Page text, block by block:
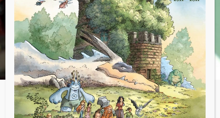
points de règlements et travail du service –
et tournoi.
Un grand merci aux organisateurs et
professeurs d’E.P.S., grâce à qui les élèves
ont passé un bel après-midi !